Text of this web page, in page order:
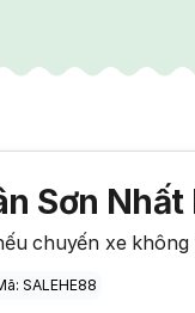
Sơn Nhất
chuyến xe
SALEHE88